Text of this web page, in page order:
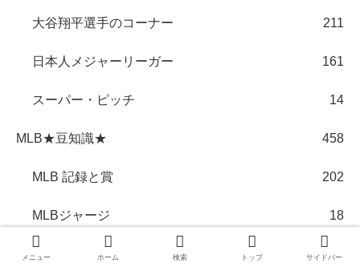
大谷翔平選手のコーナー 211
日本人メジャーリーガー 161
スーパー・ピッチ 14
MLB★豆知識★ 458
MLB 記録と賞 202
MLBジャージ 18
MLBスタジアム 35
メニュー ホーム 検索 トップ サイドバー